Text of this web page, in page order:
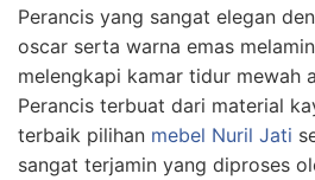
Perancis yang sangat elegan
oscar serta warna emas
melengkapi kamar tidur mewah
Perancis terbuat dari material
terbaik pilihan mebel Nuril Jati
sangat terjamin yang diproses